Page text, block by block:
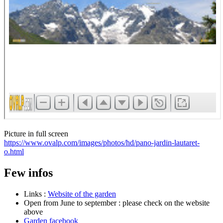
Picture in full screen
https://www.ovalp.com/images/photos/hd/pano-jardin-lautaret-
o.html
Few infos
Links : Website of the garden
Open from June to september : please check on the website
above
Garden facebook